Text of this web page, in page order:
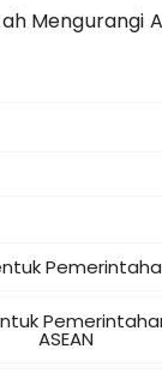
Mengurangi
ASEAN